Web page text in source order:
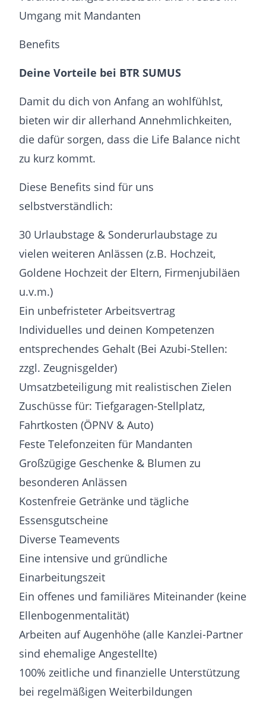
Umgang mit Mandanten
Benefits
Deine Vorteile bei BTR SUMUS
Damit du dich von Anfang an wohlfühlst,
bieten wir dir allerhand Annehmlichkeiten,
die dafür sorgen, dass die Life Balance nicht
zu kurz kommt.
Diese Benefits sind für uns
selbstverständlich:
30 Urlaubstage & Sonderurlaubstage zu
vielen weiteren Anlässen (z.B. Hochzeit,
Goldene Hochzeit der Eltern, Firmenjubiläen
u.v.m.)
Ein unbefristeter Arbeitsvertrag
Individuelles und deinen Kompetenzen
entsprechendes Gehalt (Bei Azubi-Stellen:
zzgl. Zeugnisgelder)
Umsatzbeteiligung mit realistischen Zielen
Zuschüsse für: Tiefgaragen-Stellplatz,
Fahrtkosten (ÖPNV & Auto)
Feste Telefonzeiten für Mandanten
Großzügige Geschenke & Blumen zu
besonderen Anlässen
Kostenfreie Getränke und tägliche
Essensgutscheine
Diverse Teamevents
Eine intensive und gründliche
Einarbeitungszeit
Ein offenes und familiäres Miteinander (keine
Ellenbogenmentalität)
Arbeiten auf Augenhöhe (alle Kanzlei-Partner
sind ehemalige Angestellte)
100% zeitliche und finanzielle Unterstützung
bei regelmäßigen Weiterbildungen